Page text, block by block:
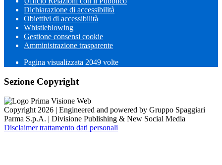
Dichiarazione di accessibilità
Obiettivi di accessibilità
Whistleblowing
Gestione consensi cookie
Amministrazione trasparente
Pagina visualizzata 2049 volte
Sezione Copyright
Copyright 2026 | Engineered and powered by Gruppo Spaggiari
Parma S.p.A. | Divisione Publishing & New Social Media
Disclaimer trattamento dati personali